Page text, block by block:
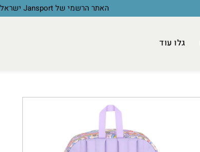
האתר הרשמי של Jansport ישראל
גלו עוד